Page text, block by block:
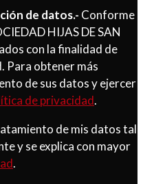
de datos.- Conforme
HIJAS DE SAN
con la finalidad de
Para obtener más
de sus datos y ejercer
de privacidad.
de mis datos tal
y se explica con mayor
.